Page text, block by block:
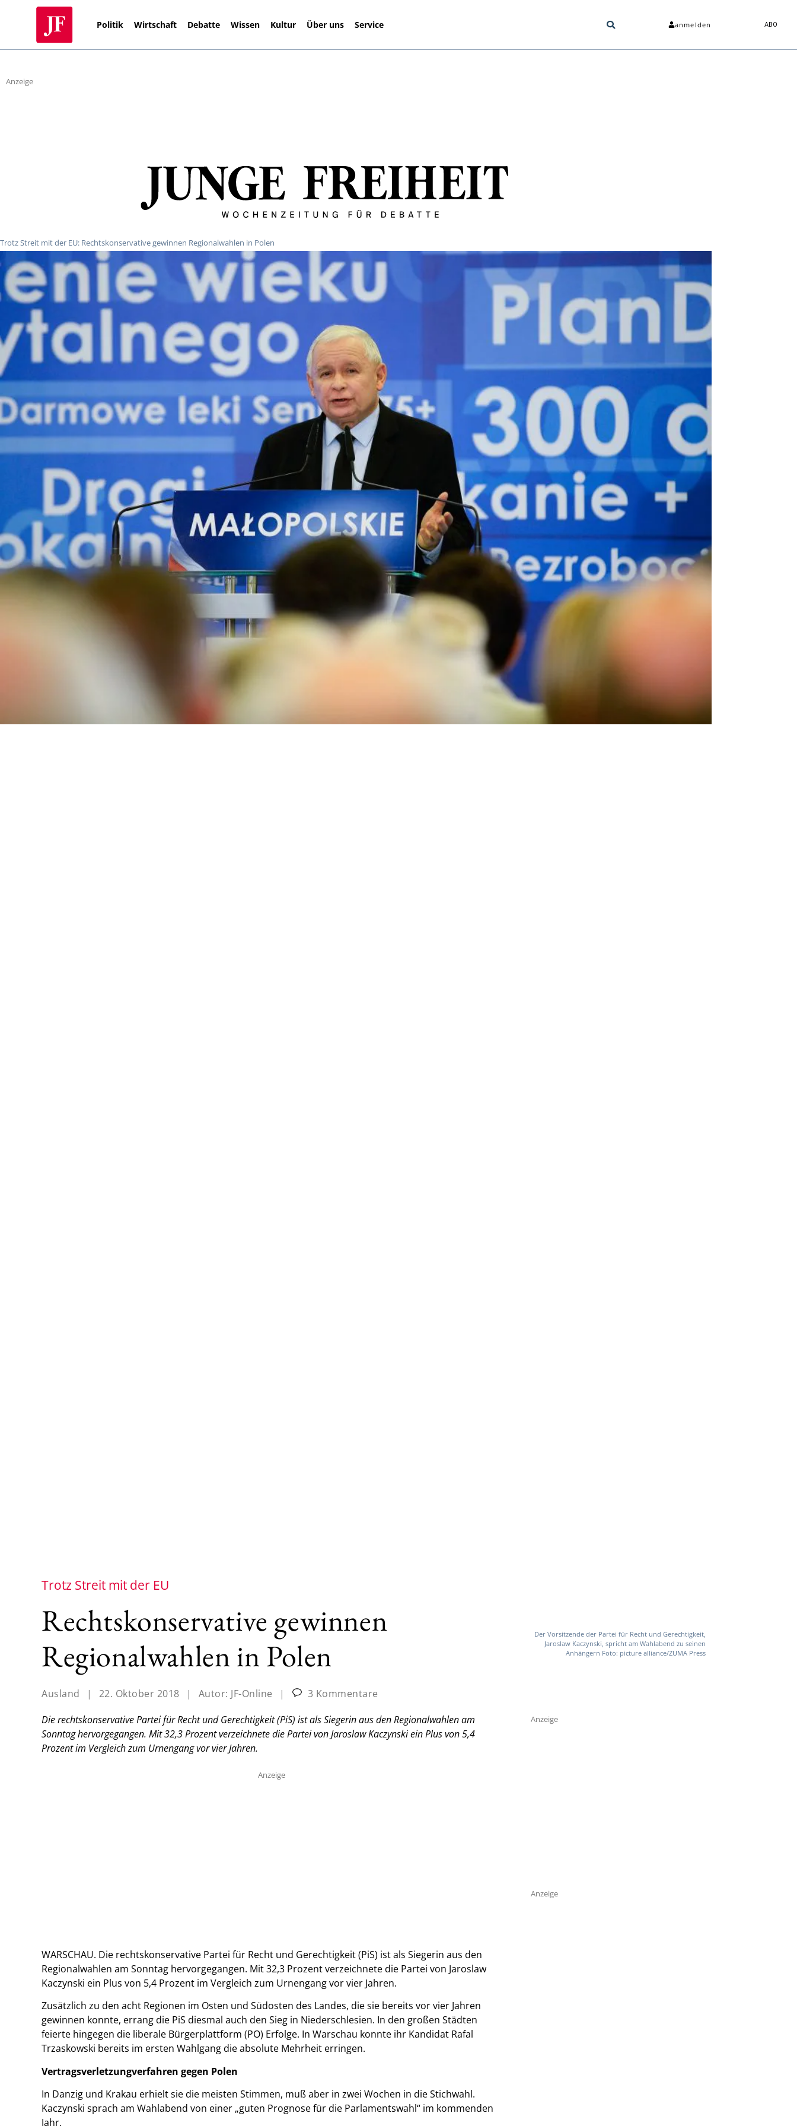
Politik Wirtschaft Debatte Wissen Kultur Über uns Service anmelden ABO
Anzeige
Trotz Streit mit der EU: Rechtskonservative gewinnen Regionalwahlen in Polen
Trotz Streit mit der EU
Rechtskonservative gewinnen
Regionalwahlen in Polen
Ausland | 22. Oktober 2018 | Autor: JF-Online |
3 Kommentare
Die rechtskonservative Partei für Recht und Gerechtigkeit (PiS) ist als Siegerin aus den Regionalwahlen am
Sonntag hervorgegangen. Mit 32,3 Prozent verzeichnete die Partei von Jaroslaw Kaczynski ein Plus von 5,4
Prozent im Vergleich zum Urnengang vor vier Jahren.
Anzeige
WARSCHAU. Die rechtskonservative Partei für Recht und Gerechtigkeit (PiS) ist als Siegerin aus den
Regionalwahlen am Sonntag hervorgegangen. Mit 32,3 Prozent verzeichnete die Partei von Jaroslaw
Kaczynski ein Plus von 5,4 Prozent im Vergleich zum Urnengang vor vier Jahren.
Zusätzlich zu den acht Regionen im Osten und Südosten des Landes, die sie bereits vor vier Jahren
gewinnen konnte, errang die PiS diesmal auch den Sieg in Niederschlesien. In den großen Städten
feierte hingegen die liberale Bürgerplattform (PO) Erfolge. In Warschau konnte ihr Kandidat Rafal
Trzaskowski bereits im ersten Wahlgang die absolute Mehrheit erringen.
Vertragsverletzungverfahren gegen Polen
In Danzig und Krakau erhielt sie die meisten Stimmen, muß aber in zwei Wochen in die Stichwahl.
Kaczynski sprach am Wahlabend von einer „guten Prognose für die Parlamentswahl“ im kommenden
Jahr.
Der Vorsitzende der Partei für Recht und Gerechtigkeit,
Jaroslaw Kaczynski, spricht am Wahlabend zu seinen
Anhängern Foto: picture alliance/ZUMA Press
Anzeige
Anzeige